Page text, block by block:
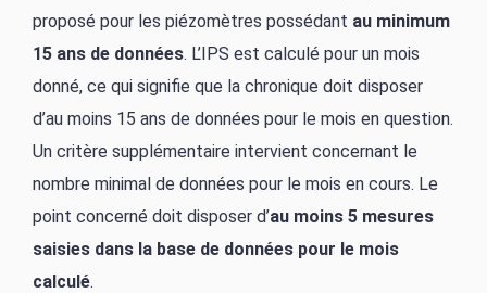
proposé pour les piézomètres possédant au minimum
15 ans de données. L’IPS est calculé pour un mois
donné, ce qui signifie que la chronique doit disposer
d’au moins 15 ans de données pour le mois en question.
Un critère supplémentaire intervient concernant le
nombre minimal de données pour le mois en cours. Le
point concerné doit disposer d’au moins 5 mesures
saisies dans la base de données pour le mois
calculé.